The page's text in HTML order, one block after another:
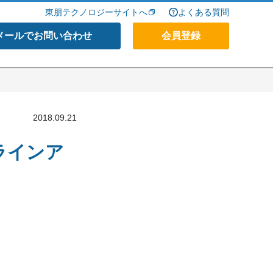
東朋テクノロジーサイトへ よくある質問
ールでお問い合わせ 会員登録
2018.09.21
インア